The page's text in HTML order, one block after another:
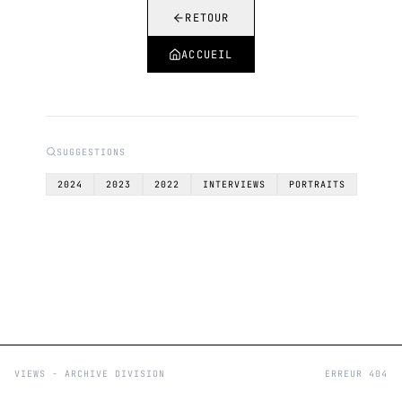
RETOUR
ACCUEIL
SUGGESTIONS
2024 2023 2022 INTERVIEWS PORTRAITS
VIEWS - ARCHIVE DIVISION ERREUR 404